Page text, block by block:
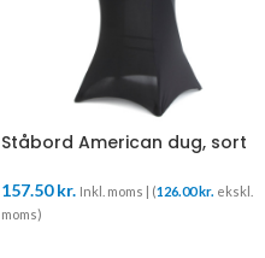
Ståbord American dug, sort
157.50kr. Inkl. moms | (126.00kr. ekskl.
moms)